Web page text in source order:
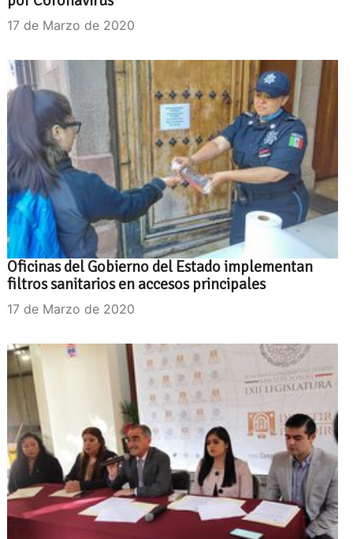
17 de Marzo de 2020
Oficinas del Gobierno del Estado implementan
filtros sanitarios en accesos principales
17 de Marzo de 2020